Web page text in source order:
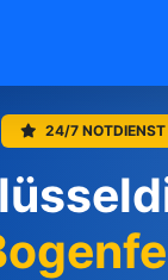
24/7 NOTDIENST